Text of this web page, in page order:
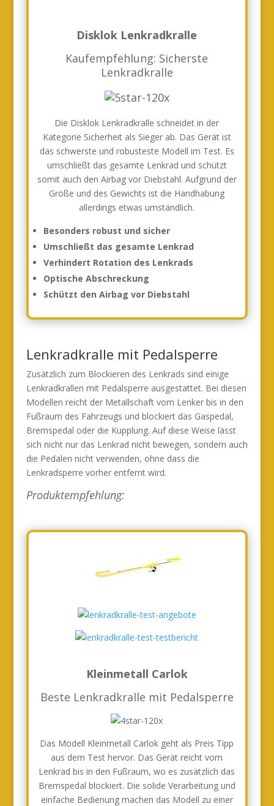
Disklok Lenkradkralle
Kaufempfehlung: Sicherste
Lenkradkralle
Die Disklok Lenkradkralle schneidet in der
Kategorie Sicherheit als Sieger ab. Das Gerät ist
das schwerste und robusteste Modell im Test. Es
umschließt das gesamte Lenkrad und schützt
somit auch den Airbag vor Diebstahl. Aufgrund der
Größe und des Gewichts ist die Handhabung
allerdings etwas umständlich.
Besonders robust und sicher
Umschließt das gesamte Lenkrad
Verhindert Rotation des Lenkrads
Optische Abschreckung
Schützt den Airbag vor Diebstahl
Lenkradkralle mit Pedalsperre
Zusätzlich zum Blockieren des Lenkrads sind einige
Lenkradkrallen mit Pedalsperre ausgestattet. Bei diesen
Modellen reicht der Metallschaft vom Lenker bis in den
Fußraum des Fahrzeugs und blockiert das Gaspedal,
Bremspedal oder die Kupplung. Auf diese Weise lässt
sich nicht nur das Lenkrad nicht bewegen, sondern auch
die Pedalen nicht verwenden, ohne dass die
Lenkradsperre vorher entfernt wird.
Produktempfehlung:
Kleinmetall Carlok
Beste Lenkradkralle mit Pedalsperre
Das Modell Kleinmetall Carlok geht als Preis Tipp
aus dem Test hervor. Das Gerät reicht vom
Lenkrad bis in den Fußraum, wo es zusätzlich das
Bremspedal blockiert. Die solide Verarbeitung und
einfache Bedienung machen das Modell zu einer